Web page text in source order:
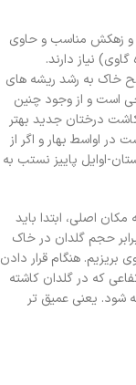
اغلب انواع این گیاه به خاکی با اسیدیته ۵ الی ۶ و زهکش مناسب و حاوی
نیاز دارند.
خاک به رشد ریشه های
است و از وجود چنین
درختان جدید بهتر
در اواسط بهار و اگر از
اوایل پاییز نستب به
مکان اصلی، ابتدا باید
اصلی را آماده کرد. بدین صورت که گودالی ۳-۲ برابر حجم گلدان در خاک
هنگام قرار دادن
که در گلدان کاشته
شود. یعنی عمیق تر